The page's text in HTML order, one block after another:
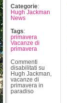
Categorie:
Hugh Jackman
News
Tags:
primavera
Vacanze di
primavera
Commenti
disabilitati su
Hugh Jackman,
vacanze di
primavera in
paradiso